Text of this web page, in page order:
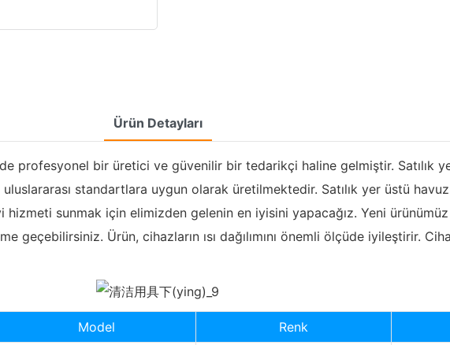
Ürün Detayları
bir üretici ve güvenilir bir tedarikçi haline gelmiştir. Satılık yer
standartlara uygun olarak üretilmektedir. Satılık yer üstü havuz
sunmak için elimizden gelenin en iyisini yapacağız. Yeni ürünümüz
Ürün, cihazların ısı dağılımını önemli ölçüde iyileştirir.
Model Renk